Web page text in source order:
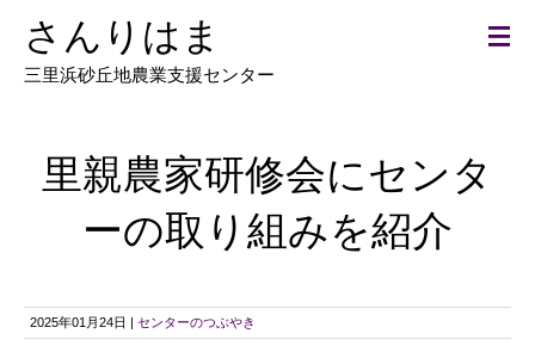
さんりはま
三里浜砂丘地農業支援センター
里親農家研修会にセンタ
ーの取り組みを紹介
2025年01月24日 | センターのつぶやき